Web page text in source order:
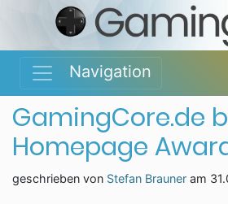
Navigation
GamingCore.de
Homepage
geschrieben von Stefan Brauner am